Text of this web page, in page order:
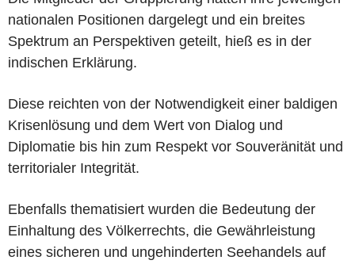
nationalen Positionen dargelegt und ein breites
Spektrum an Perspektiven geteilt, hieß es in der
indischen Erklärung.
Diese reichten von der Notwendigkeit einer baldigen
Krisenlösung und dem Wert von Dialog und
Diplomatie bis hin zum Respekt vor Souveränität und
territorialer Integrität.
Ebenfalls thematisiert wurden die Bedeutung der
Einhaltung des Völkerrechts, die Gewährleistung
eines sicheren und ungehinderten Seehandels auf